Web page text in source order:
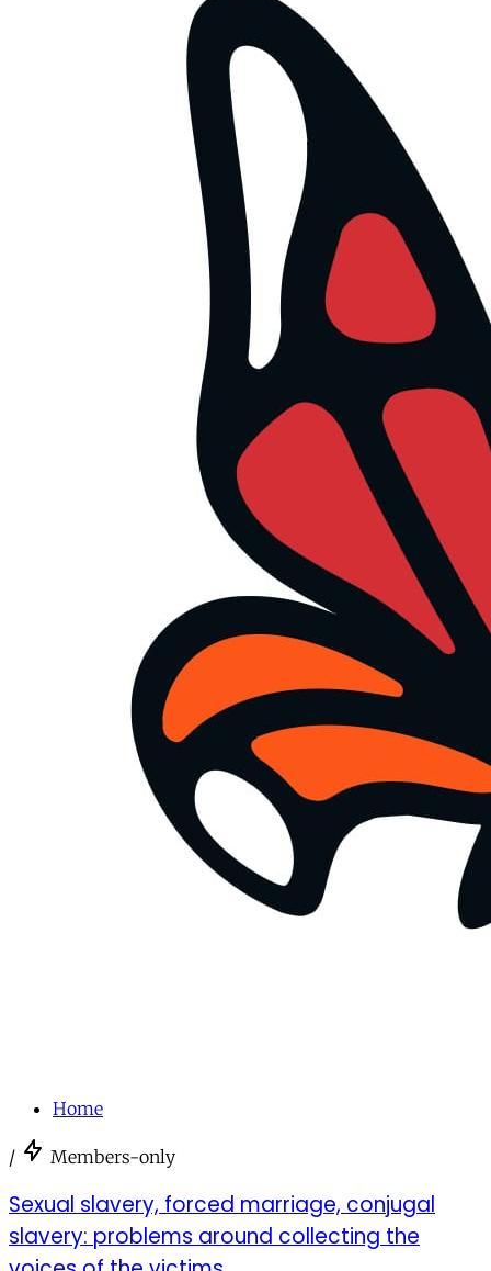
Home
/ Members-only
Sexual slavery, forced marriage, conjugal
slavery: problems around collecting the